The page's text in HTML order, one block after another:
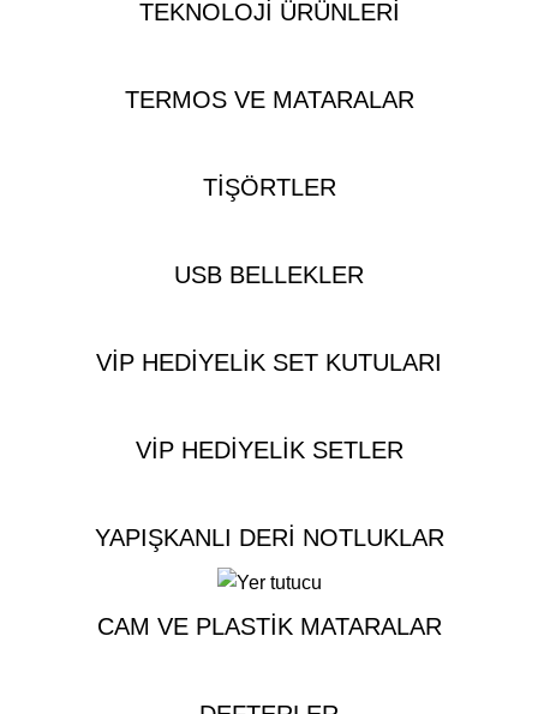
TEKNOLOJI ÜRÜNLERI
TERMOS VE MATARALAR
TIŞÖRTLER
USB BELLEKLER
VIP HEDIYELIK SET KUTULARI
VIP HEDIYELIK SETLER
YAPIŞKANLI DERI NOTLUKLAR
CAM VE PLASTIK MATARALAR